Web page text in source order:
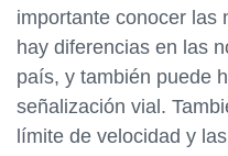
importante conocer las
hay diferencias en las
país, y también puede
señalización vial.
límite de velocidad y